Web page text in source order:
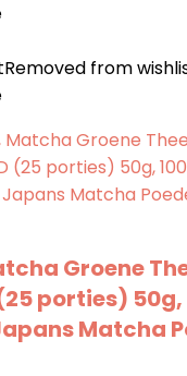
Removed from
Groene
(25 porties) 50g,
Matcha